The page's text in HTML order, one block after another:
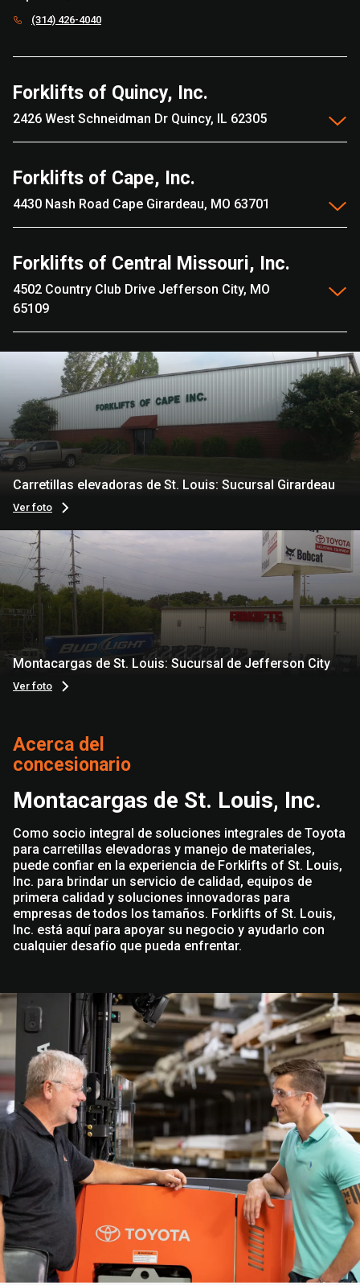
(314) 426-4040
Forklifts of Quincy, Inc.
2426 West Schneidman Dr Quincy, IL 62305
Forklifts of Cape, Inc.
4430 Nash Road Cape Girardeau, MO 63701
Forklifts of Central Missouri, Inc.
4502 Country Club Drive Jefferson City, MO
65109
Carretillas elevadoras de St. Louis: Sucursal Girardeau
Ver foto
Montacargas de St. Louis: Sucursal de Jefferson City
Ver foto
Acerca del
concesionario
Montacargas de St. Louis, Inc.
Como socio integral de soluciones integrales de Toyota
para carretillas elevadoras y manejo de materiales,
puede confiar en la experiencia de Forklifts of St. Louis,
Inc. para brindar un servicio de calidad, equipos de
primera calidad y soluciones innovadoras para
empresas de todos los tamaños. Forklifts of St. Louis,
Inc. está aquí para apoyar su negocio y ayudarlo con
cualquier desafío que pueda enfrentar.